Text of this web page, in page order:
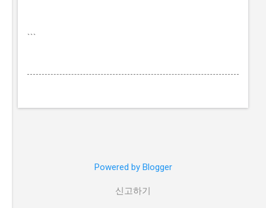
```
Powered by Blogger
신고하기